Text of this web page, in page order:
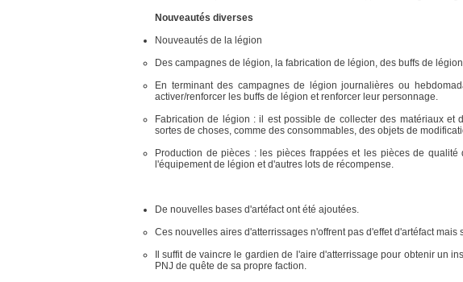
Nouveautés diverses
Nouveautés de la légion
Des campagnes de légion, la fabrication de légion, des buffs de
En terminant des campagnes de légion journalières ou
activer/renforcer les buffs de légion et renforcer leur personnage.
Fabrication de légion : il est possible de collecter des matériaux
sortes de choses, comme des consommables, des objets de
Production de pièces : les pièces frappées et les pièces de
l'équipement de légion et d'autres lots de récompense.
De nouvelles bases d'artéfact ont été ajoutées.
Ces nouvelles aires d'atterrissages n'offrent pas d'effet d'artéfact mais
Il suffit de vaincre le gardien de l'aire d'atterrissage pour obtenir un
PNJ de quête de sa propre faction.